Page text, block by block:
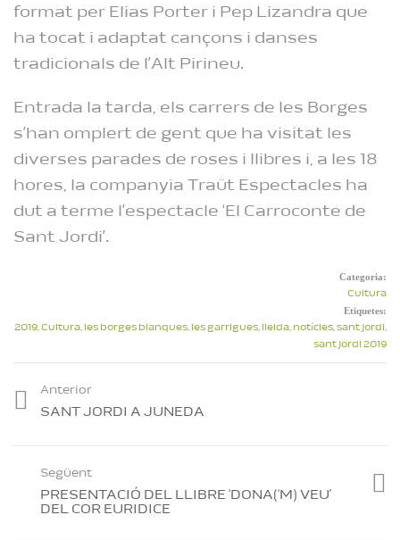
format per Elias Porter i Pep Lizandra que
ha tocat i adaptat cançons i danses
tradicionals de l’Alt Pirineu.
Entrada la tarda, els carrers de les Borges
s’han omplert de gent que ha visitat les
diverses parades de roses i llibres i, a les 18
hores, la companyia Traüt Espectacles ha
dut a terme l’espectacle ‘El Carroconte de
Sant Jordi’.
Categoria:
Cultura
Etiquetes:
2019,Cultura, les borges blanques, les garrigues, lleida, notícies,sant jordi ,
sant jordi 2019
Anterior
SANT JORDI A JUNEDA
Següent
PRESENTACIÓ DEL LLIBRE ‘DONA(‘M) VEU’
DEL COR EURIDICE